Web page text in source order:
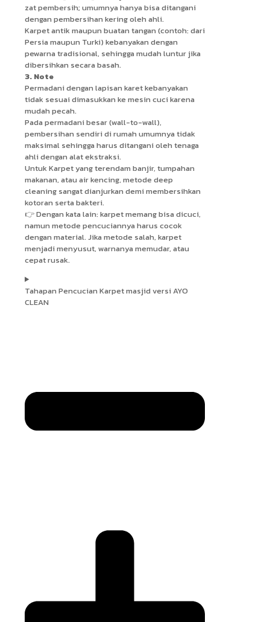
zat pembersih; umumnya hanya bisa ditangani
dengan pembersihan kering oleh ahli.
Karpet antik maupun buatan tangan (contoh: dari
Persia maupun Turki) kebanyakan dengan
pewarna tradisional, sehingga mudah luntur jika
dibersihkan secara basah.
3. Note
Permadani dengan lapisan karet kebanyakan
tidak sesuai dimasukkan ke mesin cuci karena
mudah pecah.
Pada permadani besar (wall-to-wall),
pembersihan sendiri di rumah umumnya tidak
maksimal sehingga harus ditangani oleh tenaga
ahli dengan alat ekstraksi.
Untuk Karpet yang terendam banjir, tumpahan
makanan, atau air kencing, metode deep
cleaning sangat dianjurkan demi membersihkan
kotoran serta bakteri.
👉 Dengan kata lain: karpet memang bisa dicuci,
namun metode pencuciannya harus cocok
dengan material. Jika metode salah, karpet
menjadi menyusut, warnanya memudar, atau
cepat rusak.
Tahapan Pencucian Karpet masjid versi AYO
CLEAN